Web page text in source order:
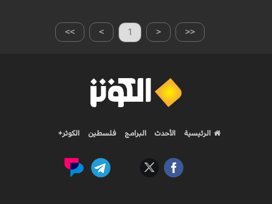
>> > 1 < <<
الرئيسية الأحدث البرامج فلسطين الكوثر+